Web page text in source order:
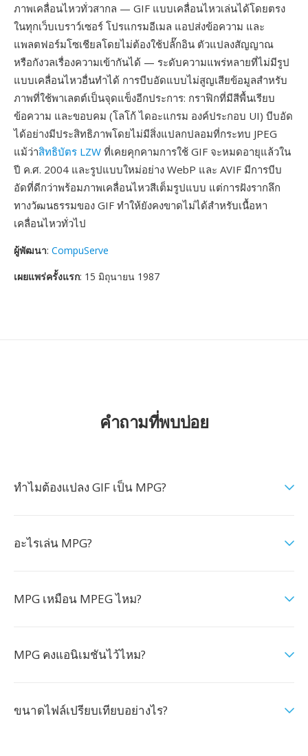
ภาพเคลื่อนไหวทั่วสากล — GIF แบบเคลื่อนไหวเล่นได้โดยตรง
ในทุกเว็บเบราว์เซอร์ โปรแกรมอีเมล แอปส่งข้อความ และ
แพลตฟอร์มโซเชียลโดยไม่ต้องใช้ปลั๊กอิน ตัวแปลงสัญญาณ
หรือกังวลเรื่องความเข้ากันได้ — ระดับความแพร่หลายที่ไม่มีรูป
แบบเคลื่อนไหวอื่นทำได้ การบีบอัดแบบไม่สูญเสียข้อมูลสำหรับ
ภาพที่ใช้พาเลตต์เป็นจุดแข็งอีกประการ: กราฟิกที่มีสีพื้นเรียบ
ข้อความ และขอบคม (โลโก้ ไดอะแกรม องค์ประกอบ UI) บีบอัด
ได้อย่างมีประสิทธิภาพโดยไม่มีสิ่งแปลกปลอมที่กระทบ JPEG
แม้ว่าสิทธิบัตร LZW ที่เคยคุกคามการใช้ GIF จะหมดอายุแล้วใน
ปี ค.ศ. 2004 และรูปแบบใหม่อย่าง WebP และ AVIF มีการบีบ
อัดที่ดีกว่าพร้อมภาพเคลื่อนไหวสีเต็มรูปแบบ แต่การฝังรากลึก
ทางวัฒนธรรมของ GIF ทำให้ยังคงขาดไม่ได้สำหรับเนื้อหา
เคลื่อนไหวทั่วไป
ผู้พัฒนา: CompuServe
เผยแพร่ครั้งแรก: 15 มิถุนายน 1987
คำถามที่พบบ่อย
ทำไมต้องแปลง GIF เป็น MPG?
อะไรเล่น MPG?
MPG เหมือน MPEG ไหม?
MPG คงแอนิเมชันไว้ไหม?
ขนาดไฟล์เปรียบเทียบอย่างไร?